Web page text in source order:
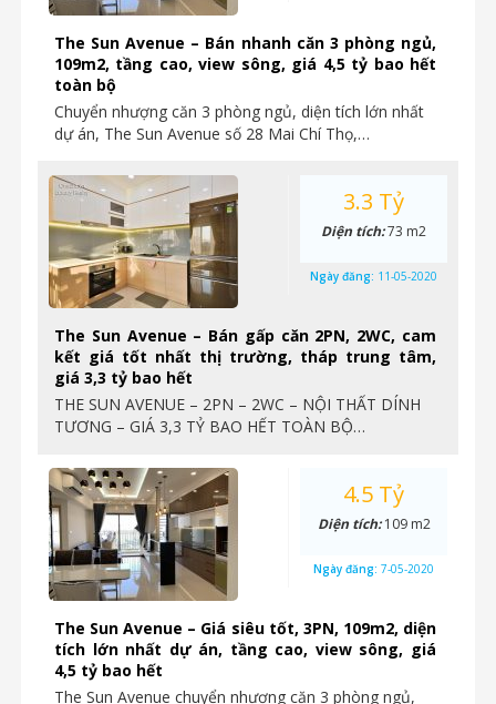
The Sun Avenue – Bán nhanh căn 3 phòng ngủ,
109m2, tầng cao, view sông, giá 4,5 tỷ bao hết
toàn bộ
Chuyển nhượng căn 3 phòng ngủ, diện tích lớn nhất
dự án, The Sun Avenue số 28 Mai Chí Thọ,…
The Sun Avenue – Bán gấp căn 2PN, 2WC, cam
kết giá tốt nhất thị trường, tháp trung tâm,
giá 3,3 tỷ bao hết
THE SUN AVENUE – 2PN – 2WC – NỘI THẤT DÍNH
TƯƠNG – GIÁ 3,3 TỶ BAO HẾT TOÀN BỘ…
3.3 Tỷ
Diện tích:73 m2
Ngày đăng: 11-05-2020
The Sun Avenue – Giá siêu tốt, 3PN, 109m2, diện
tích lớn nhất dự án, tầng cao, view sông, giá
4,5 tỷ bao hết
The Sun Avenue chuyển nhượng căn 3 phòng ngủ,
4.5 Tỷ
Diện tích:109 m2
Ngày đăng: 7-05-2020